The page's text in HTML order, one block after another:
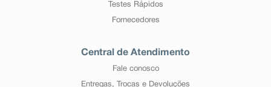
Testes Rápidos
Fornecedores
Central de Atendimento
Fale conosco
Entregas, Trocas e Devoluções